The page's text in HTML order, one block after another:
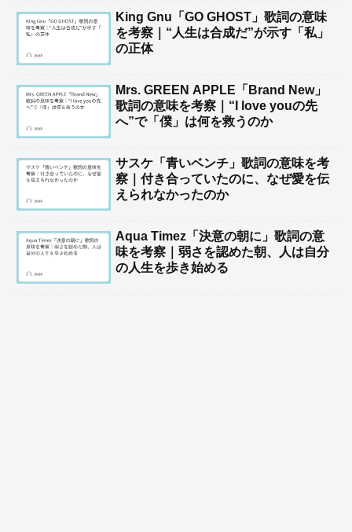
King Gnu「GO GHOST」歌詞の意味
を考察｜“人生は合成だ”が示す「私」
の正体
Mrs. GREEN APPLE「Brand New」
歌詞の意味を考察｜“I love youの先
へ”で「僕」は何を救うのか
サスケ「青いベンチ」歌詞の意味を考
察｜付き合っていたのに、なぜ愛を伝
えられなかったのか
Aqua Timez「決意の朝に」歌詞の意
味を考察｜弱さを認めた朝、人は自分
の人生を歩き始める